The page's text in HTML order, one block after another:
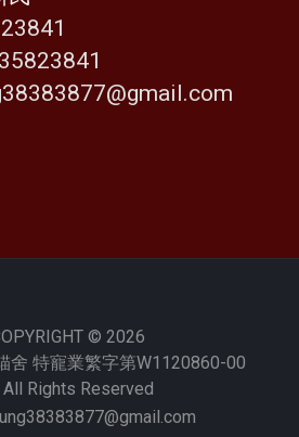
© 2026
舍 特寵業繁字第W1120860-00
Rights Reserved